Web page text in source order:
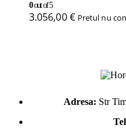
0out of 5
3.056,00€ Pretul nu
Adresa: Str